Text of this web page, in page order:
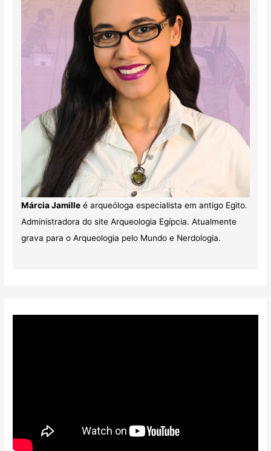
Márcia Jamilleé arqueóloga especialista em antigo Egito.
Administradora do site Arqueologia Egípcia. Atualmente
grava para o Arqueologia pelo Mundo e Nerdologia.